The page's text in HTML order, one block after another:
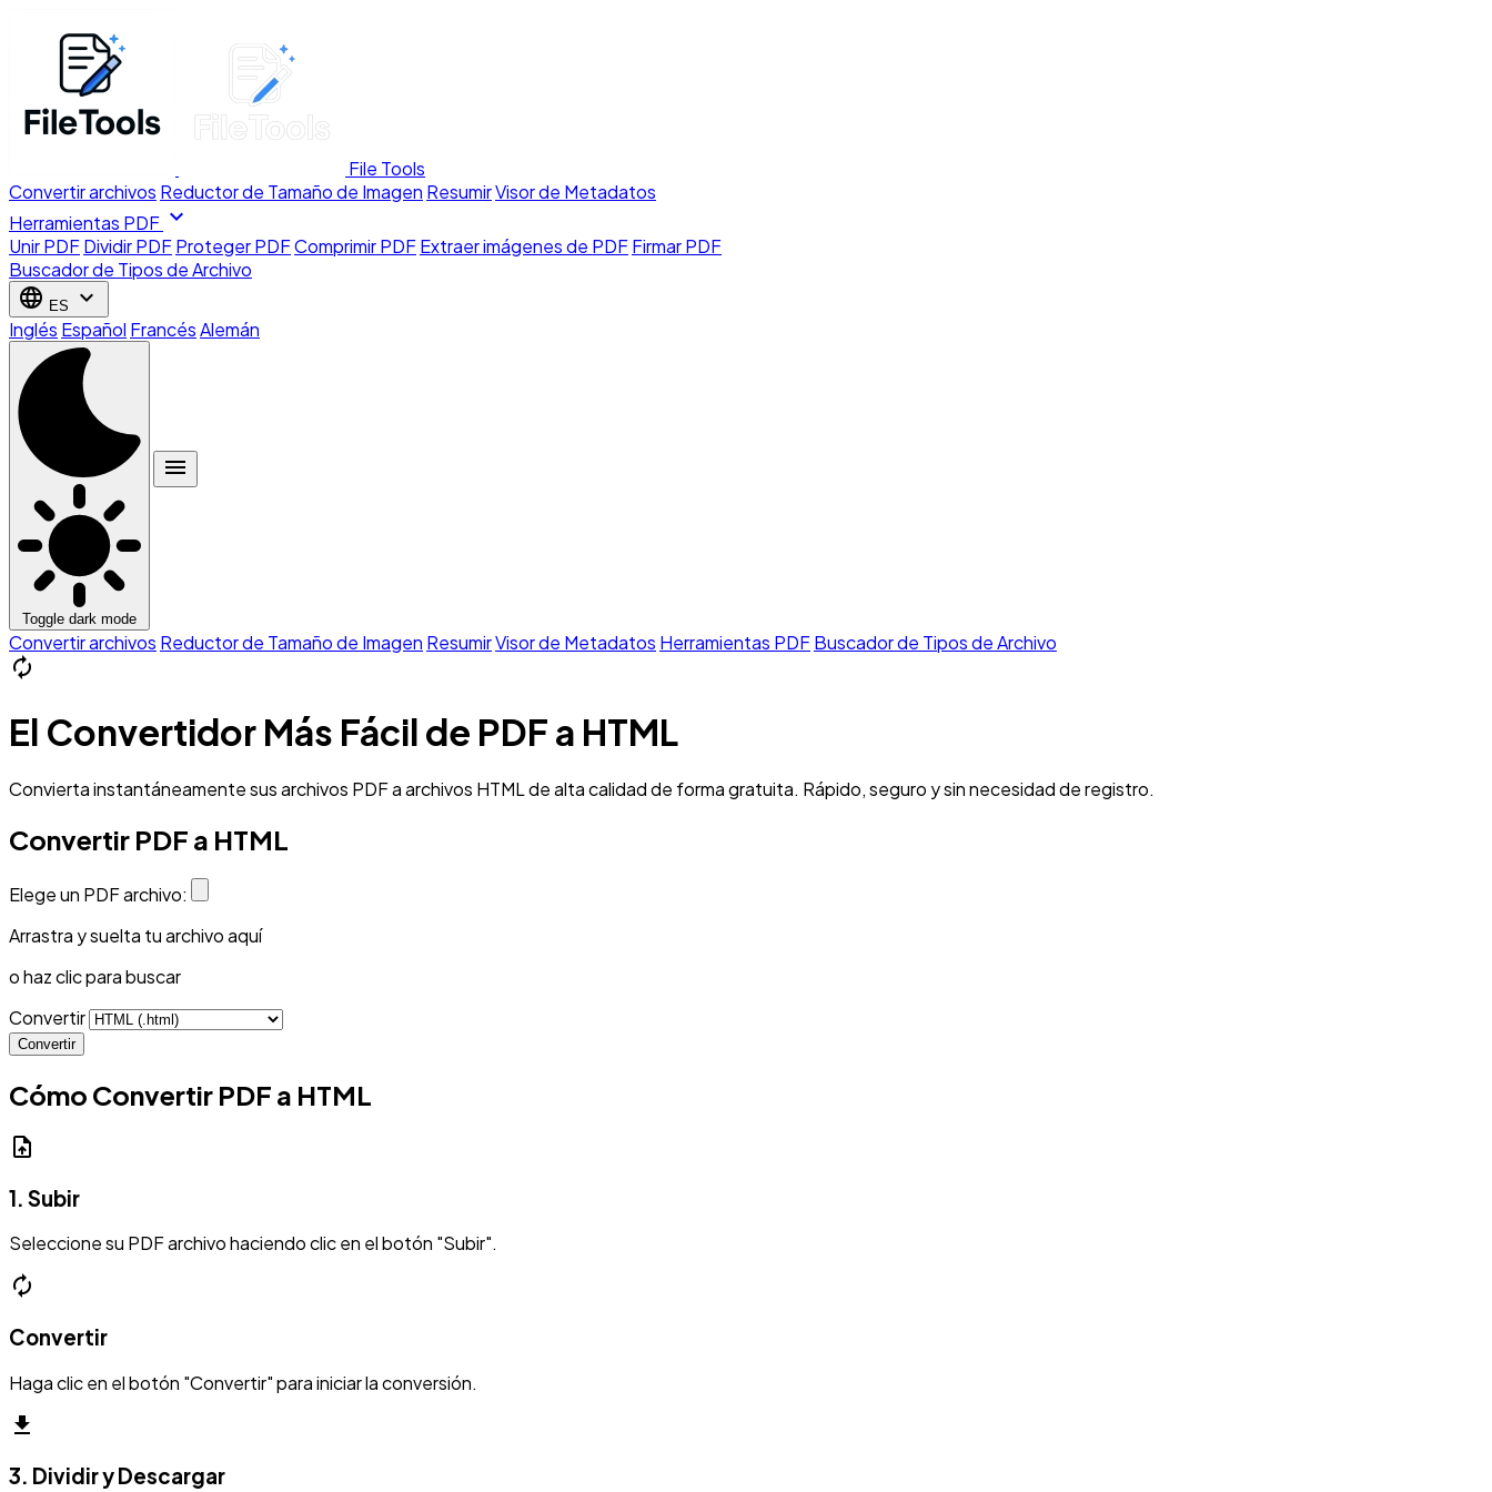
File Tools
Convertir archivos Reductor de Tamaño de Imagen ResumirVisor de Metadatos
Herramientas PDF expand_more
Unir PDFDividir PDFProteger PDFComprimir PDFExtraer imágenes de PDFFirmar PDF
Buscador de Tipos de Archivo
language ES expand_more
Inglés Español FrancésAlemán
Toggle dark mode
menu
Convertir archivos Reductor de Tamaño de Imagen ResumirVisor de Metadatos Herramientas PDFBuscador de Tipos de Archivo
autorenew
El Convertidor Más Fácil de PDF a HTML
Convierta instantáneamente sus archivos PDF a archivos HTML de alta calidad de forma gratuita. Rápido, seguro y sin necesidad de registro.
Convertir PDF a HTML
Elege un PDF archivo:
Arrastra y suelta tu archivo aquí
o haz clic para buscar
Convertir
Convertir
Cómo Convertir PDF a HTML
upload_file
1. Subir
Seleccione su PDF archivo haciendo clic en el botón "Subir".
autorenew
Convertir
Haga clic en el botón "Convertir" para iniciar la conversión.
download
3. Dividir y Descargar